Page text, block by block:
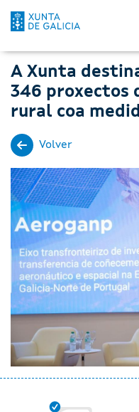
A Xunta
Skip to Main Content
A Xunta
346 proxectos
rural coa
Volver